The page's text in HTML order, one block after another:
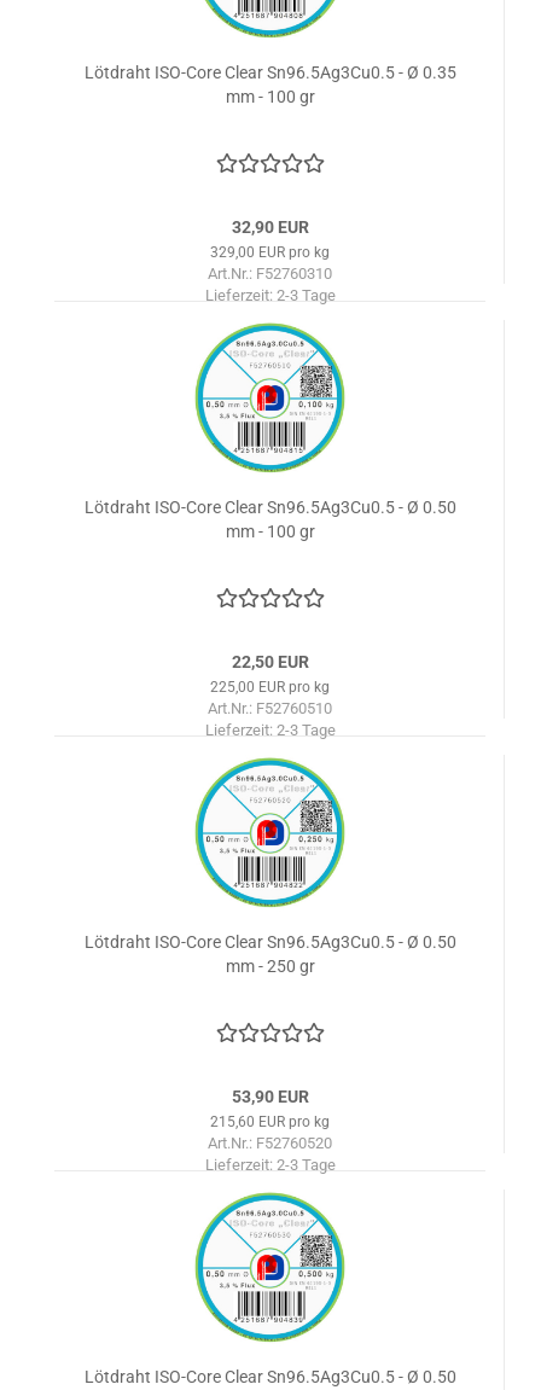
Lötdraht ISO-Core Clear Sn96.5Ag3Cu0.5 - Ø 0.35
mm - 100 gr
32,90 EUR
329,00 EUR pro kg
Art.Nr.: F52760310
Lieferzeit: 2-3 Tage
Lötdraht ISO-Core Clear Sn96.5Ag3Cu0.5 - Ø 0.50
mm - 100 gr
22,50 EUR
225,00 EUR pro kg
Art.Nr.: F52760510
Lieferzeit: 2-3 Tage
Lötdraht ISO-Core Clear Sn96.5Ag3Cu0.5 - Ø 0.50
mm - 250 gr
53,90 EUR
215,60 EUR pro kg
Art.Nr.: F52760520
Lieferzeit: 2-3 Tage
Lötdraht ISO-Core Clear Sn96.5Ag3Cu0.5 - Ø 0.50